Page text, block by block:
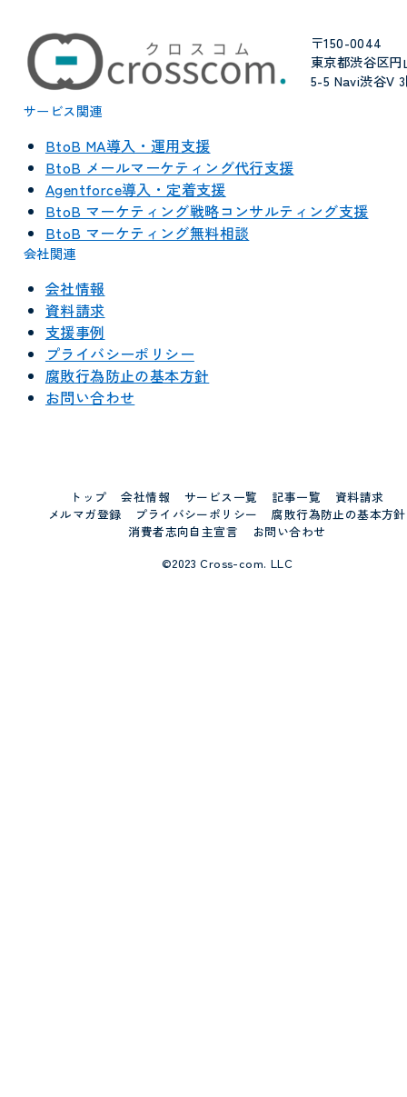
〒150-0044
東京都渋谷区円
5-5 Navi渋谷V
サービス関連
BtoB MA導入・運用支援
BtoB メールマーケティング代行支援
Agentforce導入・定着支援
BtoB マーケティング戦略コンサルティング支援
BtoB マーケティング無料相談
会社関連
会社情報
資料請求
支援事例
プライバシーポリシー
腐敗行為防止の基本方針
お問い合わせ
トップ 会社情報 サービス一覧 記事一覧
資料請求
メルマガ登録
プライバシーポリシー
腐敗行為防止の基本方針
消費者志向自主宣言
お問い合わせ
©2023 Cross-com. LLC